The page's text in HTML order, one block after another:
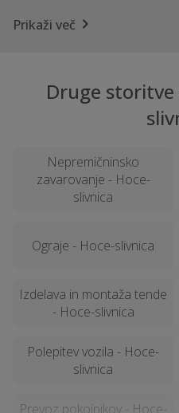
Prikaži več
Druge storitve
Nepremičninsko
zavarovanje - Hoce-
slivnica
Ograje - Hoce-slivnica
Izdelava in montaža tende
- Hoce-slivnica
Polepitev vozila - Hoce-
slivnica
Prevoz pokojnikov - Hoce-